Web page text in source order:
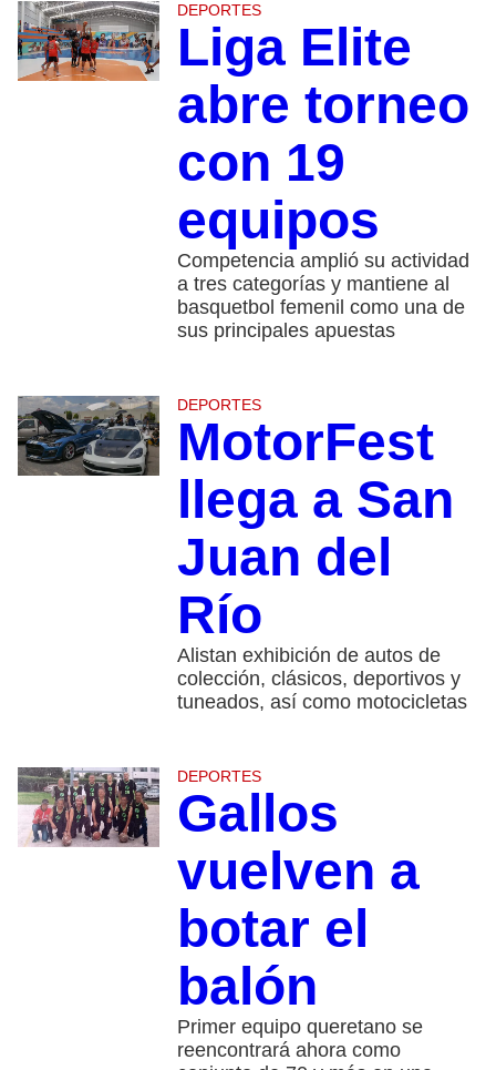
DEPORTES
Liga Elite
abre torneo
con 19
equipos
Competencia amplió su actividad
a tres categorías y mantiene al
basquetbol femenil como una de
sus principales apuestas
DEPORTES
MotorFest
llega a San
Juan del
Río
Alistan exhibición de autos de
colección, clásicos, deportivos y
tuneados, así como motocicletas
DEPORTES
Gallos
vuelven a
botar el
balón
Primer equipo queretano se
reencontrará ahora como